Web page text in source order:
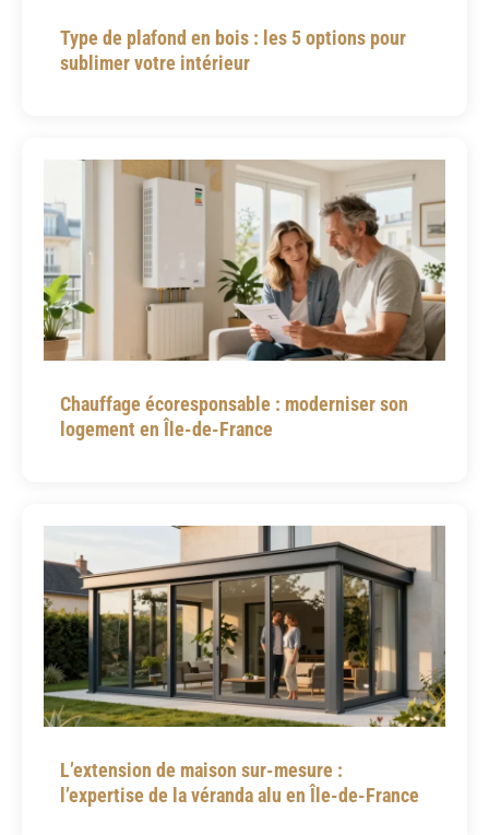
Type de plafond en bois : les 5 options pour
sublimer votre intérieur
Chauffage écoresponsable : moderniser son
logement en Île-de-France
L’extension de maison sur-mesure :
l’expertise de la véranda alu en Île-de-France